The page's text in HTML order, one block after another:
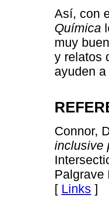
Así, con
Química
muy
y relatos
ayuden
Connor,
inclusive
Palgrave
[ Links ]